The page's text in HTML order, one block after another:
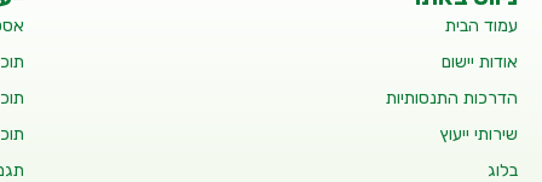
עמוד הבית
אודות יישום
הדרכות התנסותיות
שירותי ייעוץ
בלוג